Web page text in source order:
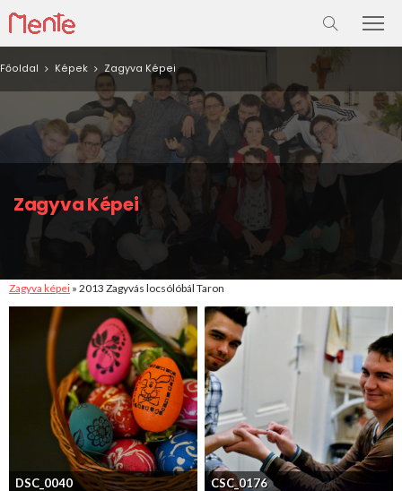
Főoldal Képek Zagyva Képei
Zagyva Képei
Zagyva képei » 2013 Zagyvás locsólóbál Taron
DSC_0040 CSC_0176